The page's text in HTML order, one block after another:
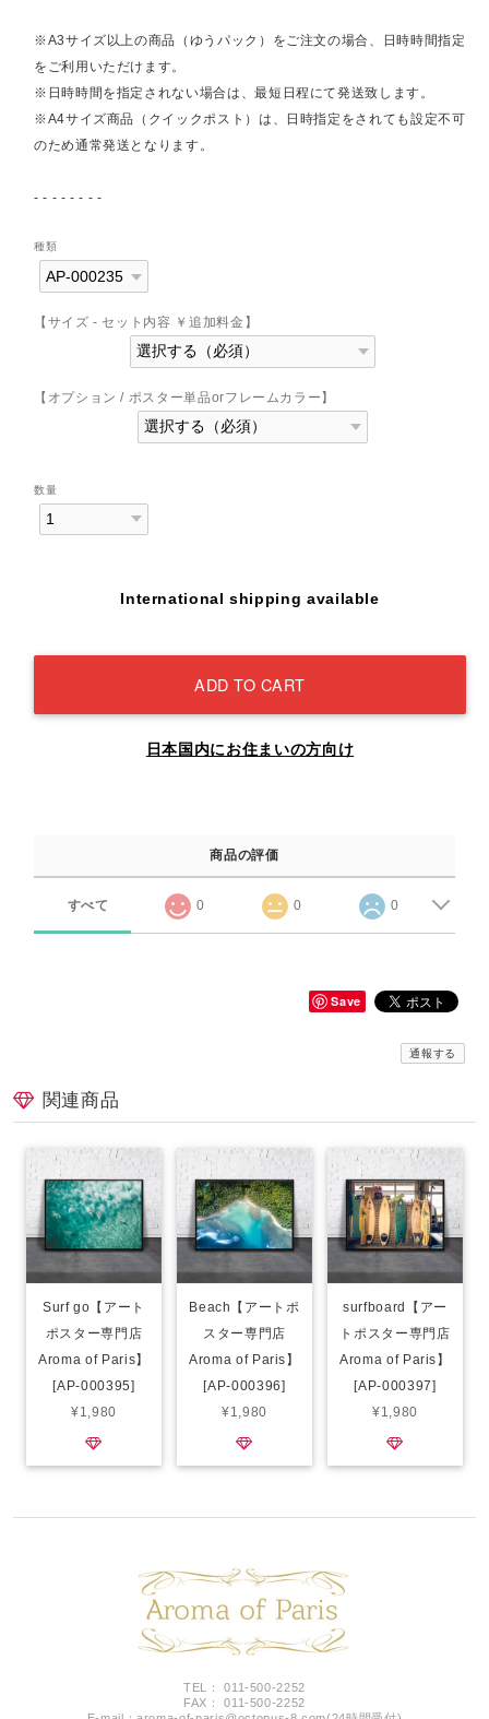
※A3サイズ以上の商品（ゆうパック）をご注文の場合、日時時間指定
をご利用いただけます。
※日時時間を指定されない場合は、最短日程にて発送致します。
※A4サイズ商品（クイックポスト）は、日時指定をされても設定不可
のため通常発送となります。
- - - - - - - -
種類
【サイズ - セット内容 ￥追加料金】
【オプション / ポスター単品orフレームカラー】
数量
International shipping available
ADD TO CART
日本国内にお住まいの方向け
商品の評価
すべて 0 0 0
Save
通報する
関連商品
Surf go【アート
ポスター専門店
Aroma of Paris】
[AP-000395]
¥1,980
Beach【アートポ
スター専門店
Aroma of Paris】
[AP-000396]
¥1,980
surfboard【アー
トポスター専門店
Aroma of Paris】
[AP-000397]
¥1,980
TEL： 011-500-2252
FAX： 011-500-2252